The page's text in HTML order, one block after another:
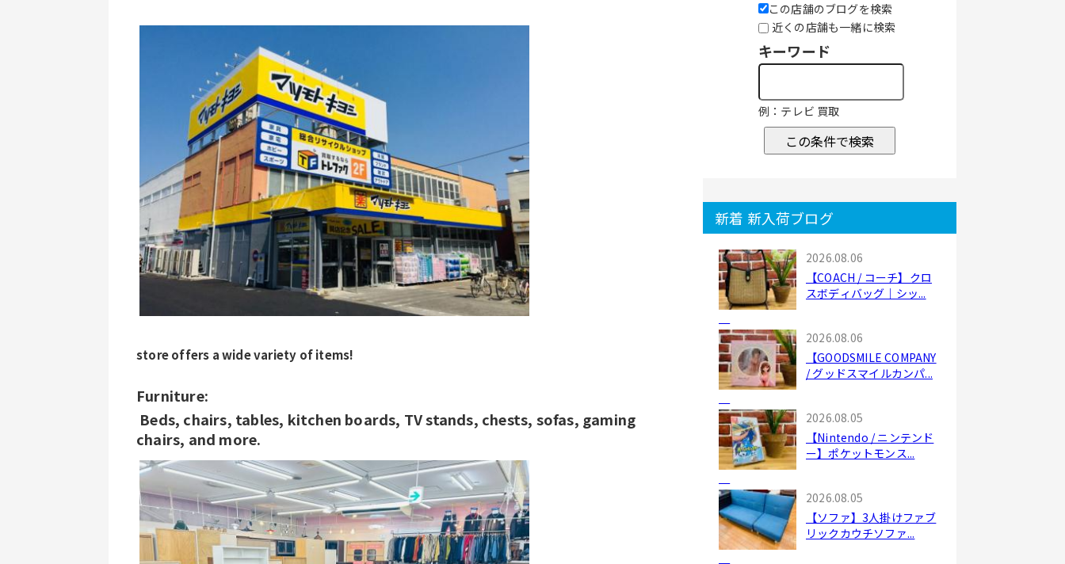
store offers a wide variety of items!
Furniture:
chairs, and more.
この店舗のブログを検索
近くの店舗も一緒に検索
キーワード
例：テレビ 買取
この条件で検索
新着 新入荷ブログ
2026.08.06
【COACH / コーチ】クロ
スボディバッグ｜シッ...
2026.08.06
【GOODSMILE COMPANY
/ グッドスマイルカンパ...
2026.08.05
【Nintendo / ニンテンド
ー】ポケットモンス...
2026.08.05
【ソファ】3人掛けファブ
リックカウチソファ...